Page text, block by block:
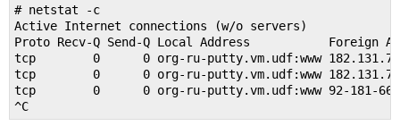
# netstat -c
Active Internet connections (w/o servers)
Proto Recv-Q Send-Q Local Address           Foreign
tcp        0      0 org-ru-putty.vm.udf:www
tcp        0      0 org-ru-putty.vm.udf:www
tcp        0      0 org-ru-putty.vm.udf:www 92-181-66-
^C